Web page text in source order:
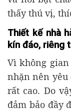
thấy thú vị,
Thiết kế nhà
kín đáo, riêng
Vì không
nhặn nên
rất cao. Do
đảm bảo đầy